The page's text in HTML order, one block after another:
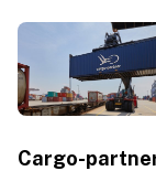
Cargo-